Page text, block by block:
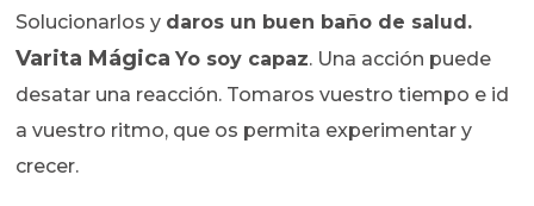
Solucionarlos y daros un buen baño de salud.
Varita Mágica Yo soy capaz. Una acción puede
desatar una reacción. Tomaros vuestro tiempo e id
a vuestro ritmo, que os permita experimentar y
crecer.